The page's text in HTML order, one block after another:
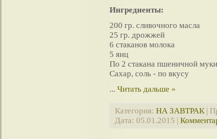
Ингредиенты:
200 гр. сливочного масла
25 гр. дрожжей
6 стаканов молока
5 яиц
По 2 стакана пшеничной
Сахар, соль - по вкусу
... Читать дальше »
Категория: НА ЗАВТРАК|
Дата: 05.01.2015 |